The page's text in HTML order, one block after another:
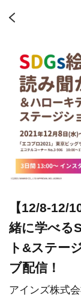
アインズ株式
【12/8-12/
緒に学べる
ト&ステー
ブ配信！